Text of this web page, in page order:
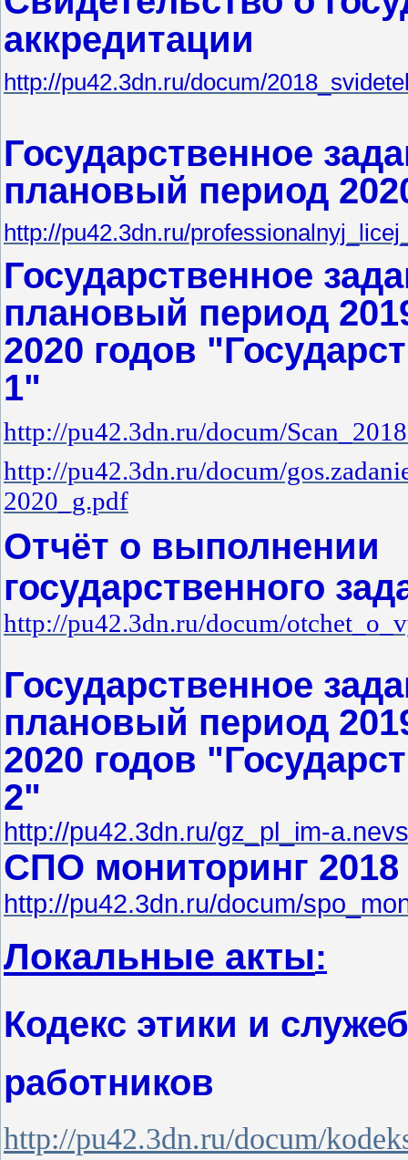
аккредитации
http://pu42.3dn.ru/docum/
Государственное
плановый период
http://pu42.3dn.ru/
Государственное
плановый период
2020 годов
1"
http://pu42.3dn.ru/docum/
http://pu42.3dn.ru/docum/
2020_g.pdf
Отчёт о выполнении
государственного
http://pu42.3dn.ru/docum/
Государственное
плановый период
2020 годов
2"
http://pu42.3dn.ru/gz_pl_im-
СПО мониторинг 2018
http://pu42.3dn.ru/docum/
Локальные акты:
Кодекс этики и
работников
http://pu42.3dn.ru/docum/